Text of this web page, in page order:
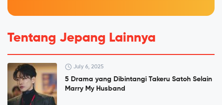
Tentang Jepang Lainnya
July 6, 2025
5 Drama yang Dibintangi Takeru Satoh Selain
Marry My Husband